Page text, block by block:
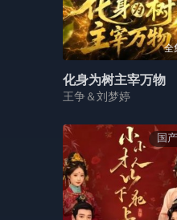
全
化身为树主宰万物
王争＆刘梦婷
国